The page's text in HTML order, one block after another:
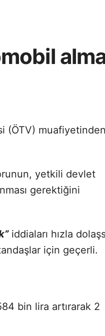
(ÖTV) muafiyetinden
yetkili devlet
gerektiğini
iddiaları hızla
için geçerli.
bin lira artırarak 2